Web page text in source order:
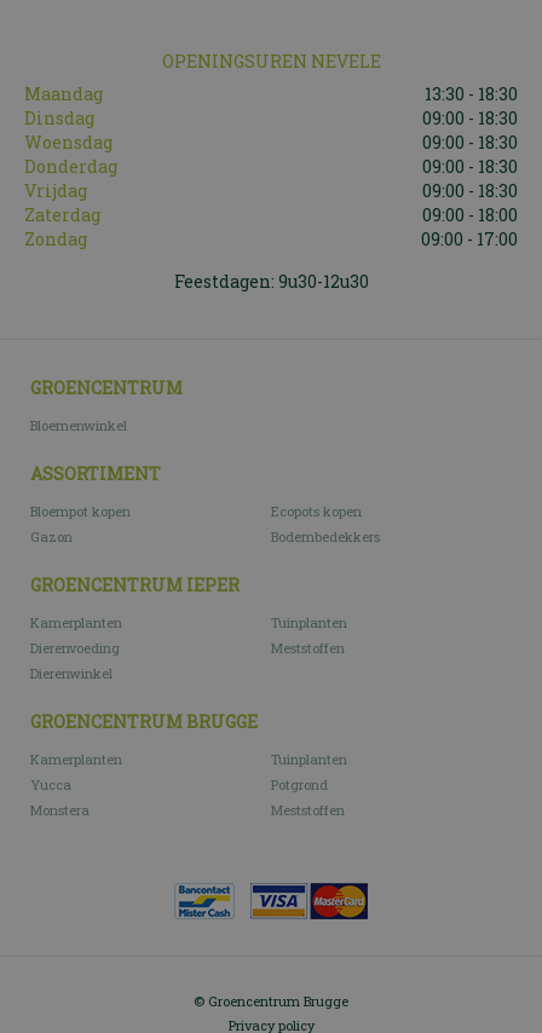
OPENINGSUREN NEVELE
Maandag
13:30 - 18:30
Dinsdag
09:00 - 18:30
Woensdag
09:00 - 18:30
Donderdag
09:00 - 18:30
Vrijdag
09:00 - 18:30
Zaterdag
09:00 - 18:00
Zondag
09:00 - 17:00
Feestdagen: 9u30-12u30
GROENCENTRUM
Bloemenwinkel
ASSORTIMENT
Bloempot kopen
Ecopots kopen
Gazon
Bodembedekkers
GROENCENTRUM IEPER
Kamerplanten
Tuinplanten
Dierenvoeding
Meststoffen
Dierenwinkel
GROENCENTRUM BRUGGE
Kamerplanten
Tuinplanten
Yucca
Potgrond
Monstera
Meststoffen
© Groencentrum Brugge
Privacy policy